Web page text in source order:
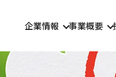
企業情報
代表挨拶・経営
事業概要